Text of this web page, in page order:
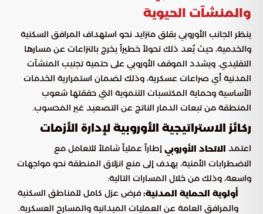
والمنشآت الحيوية
ينظر الجانب الأوروبي بقلق متزايد نحو استهداف المرافق السكنية
والخدمية، حيث يُعد ذلك تحولاً خطيراً يخرج بالنزاعات عن مسارها
التقليدي. ويشدد الموقف الأوروبي على حتمية تجنيب المنشآت
المدنية أي صراعات عسكرية، وذلك لضمان استمرارية الخدمات
الأساسية وحماية المكتسبات التنموية التي حققتها شعوب
المنطقة من تبعات الدمار الناتج عن التصعيد غير المحسوب.
ركائز الاستراتيجية الأوروبية لإدارة الأزمات
اعتمد الاتحاد الأوروبي إطاراً عملياً شاملاً للتعامل مع
الاضطرابات الأمنية، يهدف إلى منع انزلاق المنطقة نحو مواجهات
واسعة، وذلك من خلال المسارات التالية:
أولوية الحماية المدنية: فرض عزل كامل للمناطق السكنية
والمرافق العامة عن العمليات الميدانية والمسارح العسكرية.